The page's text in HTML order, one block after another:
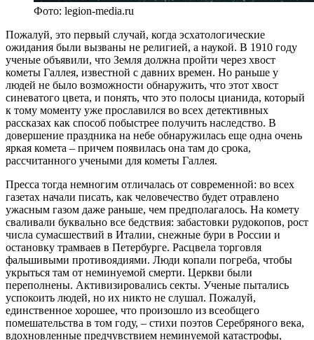
Фото: legion-media.ru
Пожалуй, это первый случай, когда эсхатологические
ожидания были вызваны не религией, а наукой. В 1910 году
ученые объявили, что Земля должна пройти через хвост
кометы Галлея, известной с давних времен. Но раньше у
людей не было возможности обнаружить, что этот хвост
синеватого цвета, и понять, что это полосы цианида, который
к тому моменту уже прославился во всех детективных
рассказах как способ побыстрее получить наследство. В
довершение праздника на небе обнаружилась еще одна очень
яркая комета – причем появилась она там до срока,
рассчитанного учеными для кометы Галлея.
Пресса тогда немногим отличалась от современной: во всех
газетах начали писать, как человечество будет отравлено
ужасным газом даже раньше, чем предполагалось. На комету
сваливали буквально все бедствия: забастовки рудокопов, рост
числа сумасшествий в Италии, снежные бури в России и
остановку трамваев в Петербурге. Расцвела торговля
фальшивыми противоядиями. Люди копали погреба, чтобы
укрыться там от неминуемой смерти. Церкви были
переполнены. Активизировались секты. Ученые пытались
успокоить людей, но их никто не слушал. Пожалуй,
единственное хорошее, что произошло из всеобщего
помешательства в том году, – стихи поэтов Серебряного века,
вдохновленные предчувствием неминуемой катастрофы,